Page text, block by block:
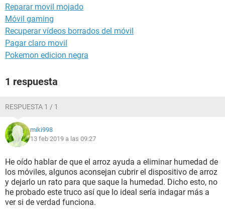
Reparar movil mojado
Móvil gaming
Recuperar vídeos borrados del móvil
Pagar claro movil
Pokemon edicion negra
1 respuesta
RESPUESTA 1 / 1
miki998
13 feb 2019 a las 09:27
He oído hablar de que el arroz ayuda a eliminar humedad de
los móviles, algunos aconsejan cubrir el dispositivo de arroz
y dejarlo un rato para que saque la humedad. Dicho esto, no
he probado este truco así que lo ideal sería indagar más a
ver si de verdad funciona.